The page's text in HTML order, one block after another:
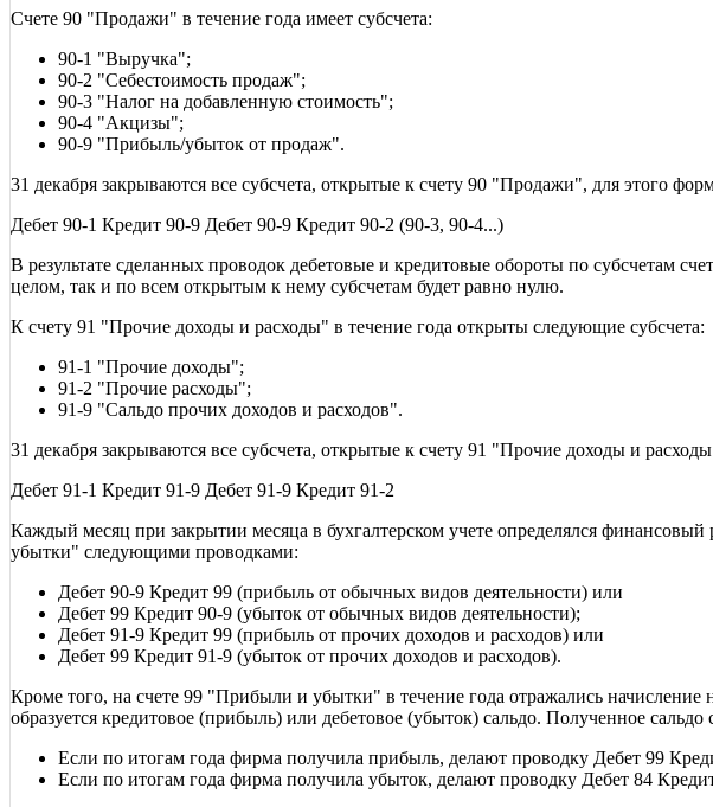
Счете 90 "Продажи" в течение года имеет субсчета:
90-1 "Выручка";
90-2 "Себестоимость продаж";
90-3 "Налог на добавленную стоимость";
90-4 "Акцизы";
90-9 "Прибыль/убыток от продаж".
31 декабря закрываются все субсчета, открытые к счету 90 "Продажи", для этого
Дебет 90-1 Кредит 90-9 Дебет 90-9 Кредит 90-2 (90-3, 90-4...)
В результате сделанных проводок дебетовые и кредитовые обороты по субсчетам
целом, так и по всем открытым к нему субсчетам будет равно нулю.
К счету 91 "Прочие доходы и расходы" в течение года открыты следующие субсчета:
91-1 "Прочие доходы";
91-2 "Прочие расходы";
91-9 "Сальдо прочих доходов и расходов".
31 декабря закрываются все субсчета, открытые к счету 91 "Прочие доходы и
Дебет 91-1 Кредит 91-9 Дебет 91-9 Кредит 91-2
Каждый месяц при закрытии месяца в бухгалтерском учете определялся
убытки" следующими проводками:
Дебет 90-9 Кредит 99 (прибыль от обычных видов деятельности) или
Дебет 99 Кредит 90-9 (убыток от обычных видов деятельности);
Дебет 91-9 Кредит 99 (прибыль от прочих доходов и расходов) или
Дебет 99 Кредит 91-9 (убыток от прочих доходов и расходов).
Кроме того, на счете 99 "Прибыли и убытки" в течение года отражались
образуется кредитовое (прибыль) или дебетовое (убыток) сальдо. Полученное
Если по итогам года фирма получила прибыль, делают проводку Дебет 99
Если по итогам года фирма получила убыток, делают проводку Дебет 84